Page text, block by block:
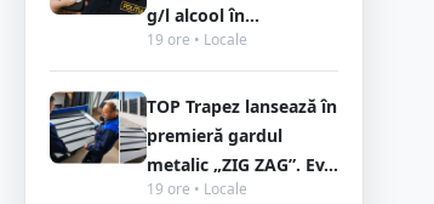
g/l alcool în...
19 ore • Locale
TOP Trapez lansează în
premieră gardul
metalic „ZIG ZAG”. Ev...
19 ore • Locale